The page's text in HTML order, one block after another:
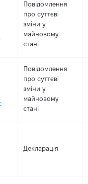
Повідомлення
про суттєві
зміни y
майновому
стані
Повідомлення
про суттєві
зміни y
майновому
стані
Декларація